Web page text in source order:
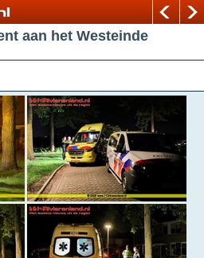
aan het Westeinde